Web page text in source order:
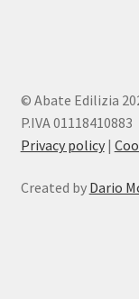
© Abate Edilizia
P.IVA 01118410883
Privacy policy|
Created by Dario